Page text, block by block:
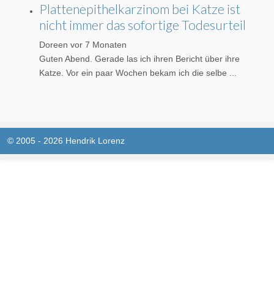
Plattenepithelkarzinom bei Katze ist
nicht immer das sofortige Todesurteil
Doreen vor 7 Monaten
Guten Abend. Gerade las ich ihren Bericht über ihre
Katze. Vor ein paar Wochen bekam ich die selbe ...
© 2005 - 2026 Hendrik Lorenz